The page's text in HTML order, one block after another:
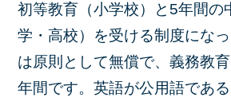
初等教育（小学校）と5年間の
学・高校）を受ける制度にな
は原則として無償で、義務教
年間です。英語が公用語であ